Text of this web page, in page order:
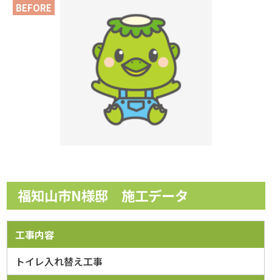
BEFORE
福知山市N様邸 施工データ
工事内容
トイレ入れ替え工事